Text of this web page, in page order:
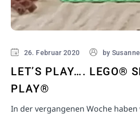
26. Februar 2020 by
LET’S PLAY…. LEGO®
PLAY®
In der vergangenen Woche